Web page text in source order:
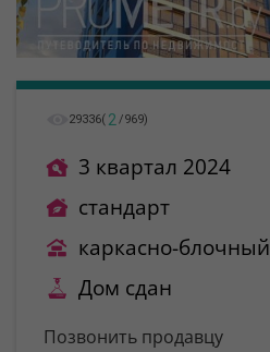
29336( 2 /969)
3 квартал 2024
стандарт
каркасно-блочный
Дом сдан
Позвонить продавцу